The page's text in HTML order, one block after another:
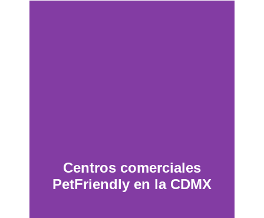
Centros comerciales
PetFriendly en la CDMX